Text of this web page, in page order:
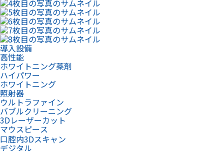
導入設備
高性能
ホワイトニング薬剤
ハイパワー
ホワイトニング
照射器
ウルトラファイン
バブルクリーニング
3Dレーザーカット
マウスピース
口腔内3Dスキャン
デジタル